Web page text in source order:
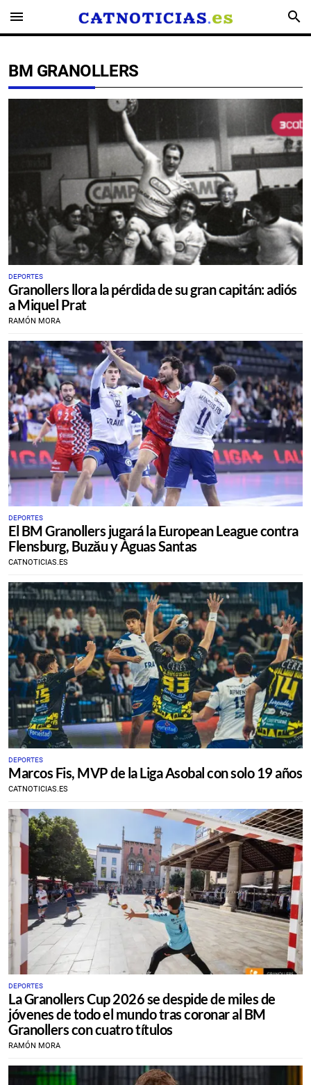
menu search
BM GRANOLLERS
DEPORTES
Granollers llora la pérdida de su gran capitán: adiós
a Miquel Prat
RAMÓN MORA
DEPORTES
​El BM Granollers jugará la European League contra
Flensburg, Buzău y Àguas Santas
CATNOTICIAS.ES
DEPORTES
Marcos Fis, MVP de la Liga Asobal con solo 19 años
CATNOTICIAS.ES
DEPORTES
La Granollers Cup 2026 se despide de miles de
jóvenes de todo el mundo tras coronar al BM
Granollers con cuatro títulos
RAMÓN MORA